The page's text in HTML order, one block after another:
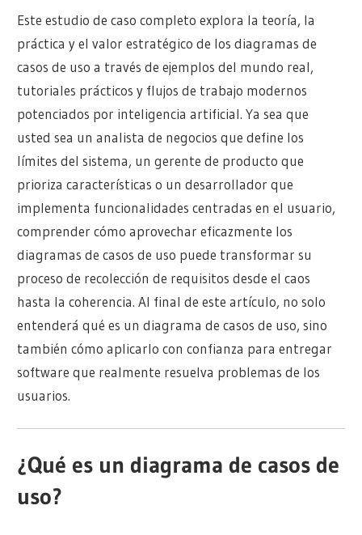
Este estudio de caso completo explora la teoría, la
práctica y el valor estratégico de los diagramas de
casos de uso a través de ejemplos del mundo real,
tutoriales prácticos y flujos de trabajo modernos
potenciados por inteligencia artificial. Ya sea que
usted sea un analista de negocios que define los
límites del sistema, un gerente de producto que
prioriza características o un desarrollador que
implementa funcionalidades centradas en el usuario,
comprender cómo aprovechar eficazmente los
diagramas de casos de uso puede transformar su
proceso de recolección de requisitos desde el caos
hasta la coherencia. Al final de este artículo, no solo
entenderá qué es un diagrama de casos de uso, sino
también cómo aplicarlo con confianza para entregar
software que realmente resuelva problemas de los
usuarios.
¿Qué es un diagrama de casos de
uso?